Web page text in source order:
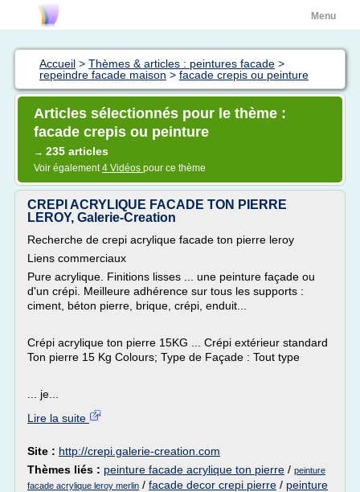
Menu
Accueil > Thèmes & articles : peintures facade >
repeindre facade maison > facade crepis ou peinture
Articles sélectionnés pour le thème :
facade crepis ou peinture
→ 235 articles
Voir également4 Vidéos pour ce thème
CREPI ACRYLIQUE FACADE TON PIERRE
LEROY, Galerie-Creation
Recherche de crepi acrylique facade ton pierre leroy
Liens commerciaux
Pure acrylique. Finitions lisses ... une peinture façade ou
d'un crépi. Meilleure adhérence sur tous les supports :
ciment, béton pierre, brique, crépi, enduit...
Crépi acrylique ton pierre 15KG ... Crépi extérieur standard
Ton pierre 15 Kg Colours; Type de Façade : Tout type
... je...
Lire la suite
Site : http://crepi.galerie-creation.com
Thèmes liés : peinture facade acrylique ton pierre / peinture
facade acrylique leroy merlin / facade decor crepi pierre / peinture